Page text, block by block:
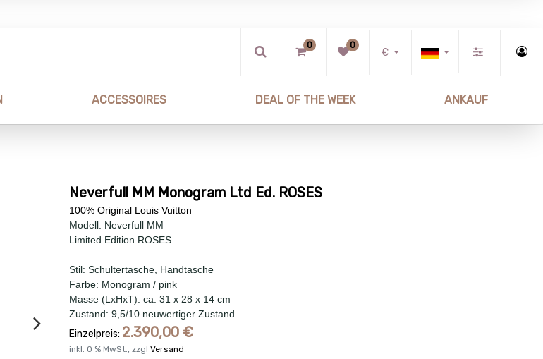
0 0
€
ACCESSOIRES DEAL OF THE WEEK ANKAUF
Neverfull MM Monogram Ltd Ed. ROSES
100% Original Louis Vuitton
Modell: Neverfull MM
Limited Edition ROSES
Stil: Schultertasche, Handtasche
Farbe: Monogram / pink
Masse (LxHxT): ca. 31 x 28 x 14 cm
Zustand: 9,5/10 neuwertiger Zustand
Einzelpreis: 2.390,00 €
inkl. 0 % MwSt., zzgl Versand